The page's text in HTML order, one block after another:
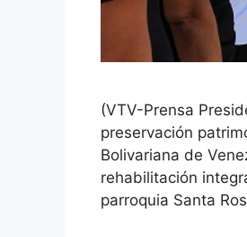
(VTV-Prensa
preservación
Bolivariana de
rehabilitación
parroquia Santa